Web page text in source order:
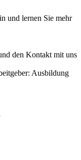
und lernen Sie mehr
den Kontakt mit uns
Ausbildung